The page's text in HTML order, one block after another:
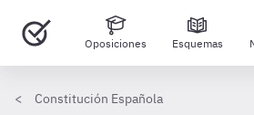
Oposiciones Esquemas
Constitución Española